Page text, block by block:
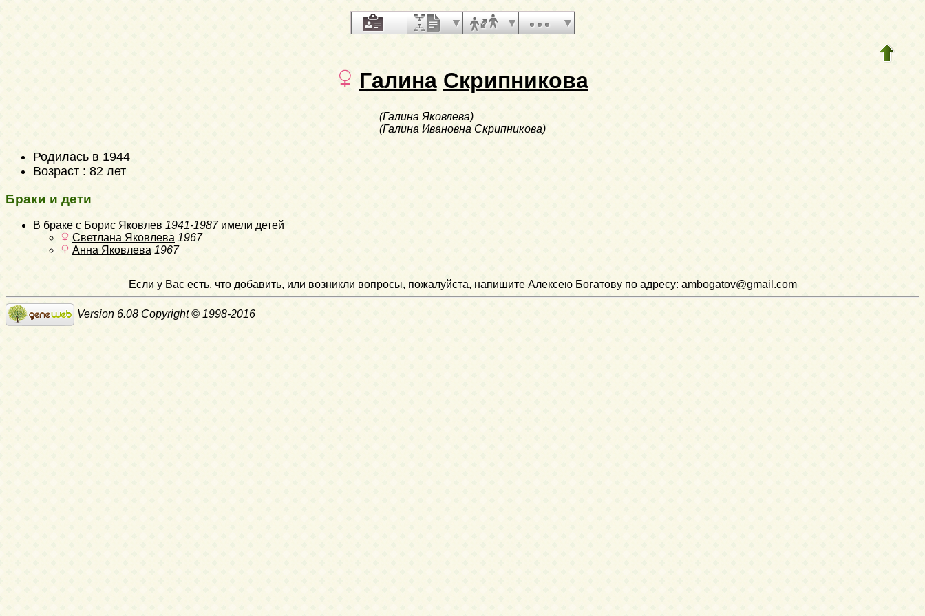
Галина Скрипникова
(Галина Яковлева)
(Галина Ивановна Скрипникова)
Родилась в 1944
Возраст : 82 лет
Браки и дети
В браке с Борис Яковлев 1941-1987имели детей
Светлана Яковлева 1967
Анна Яковлева 1967
Если у Вас есть, что добавить, или возникли вопросы, пожалуйста, напишите Алексею Богатову по адресу: ambogatov@gmail.com
Version 6.08 Copyright © 1998-2016